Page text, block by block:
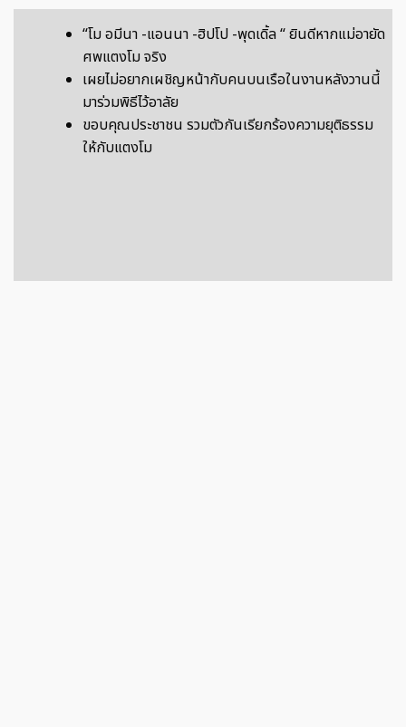
“โม อมีนา -แอนนา -ฮิปโป -พุดเดิ้ล “ ยินดีหากแม่อายัด
ศพแตงโม จริง
เผยไม่อยากเผชิญหน้ากับคนบนเรือในงานหลังวานนี้
มาร่วมพิธีไว้อาลัย
ขอบคุณประชาชน รวมตัวกันเรียกร้องความยุติธรรม
ให้กับแตงโม